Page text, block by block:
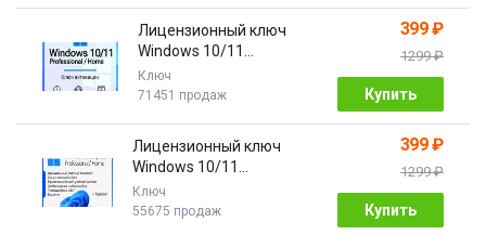
Лицензионный ключ
Windows 10/11
Pro/Home 32/64 bit
Ключ
71451 продаж
399 ₽
1299 ₽
Купить
Лицензионный ключ
Windows 10/11
PRO/HOME | с привязкой
Ключ
55675 продаж
399 ₽
1299 ₽
Купить